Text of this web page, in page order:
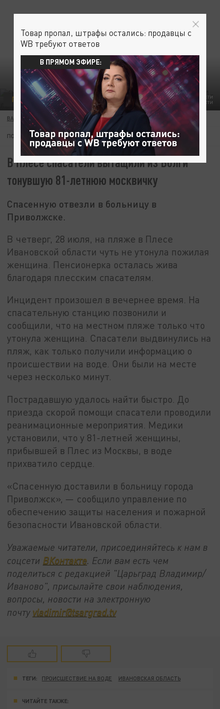
ФОТО: УПРАВЛЕНИЕ ПО ОБЕСПЕЧЕНИЮ ЗАЩИТЫ НАСЕЛЕНИЯ И ПОЖАРНОЙ БЕЗОПАСНОСТИ
ИВАНОВСКОЙ ОБЛАСТИ
ПРОИСШЕСТВИЯ
ВАСИЛИЙ ИВАНОВ 29 ИЮЛЯ 08:30
ПОДПИШИТЕСЬ:
В Плесе спасатели вытащили из Волги
тонувшую 81-летнюю москвичку
Спасенную отвезли в больницу в
Приволжске.
В четверг, 28 июля, на пляже в Плесе
Ивановской области чуть не утонула пожилая
женщина. Пенсионерка осталась жива
благодаря плесским спасателям.
Инцидент произошел в вечернее время. На
спасательную станцию позвонили и
сообщили, что на местном пляже только что
утонула женщина. Спасатели выдвинулись на
пляж, как только получили информацию о
происшествии на воде. Они были на месте
через несколько минут.
Пострадавшую удалось найти быстро. До
приезда скорой помощи спасатели проводили
реанимационные мероприятия. Медики
установили, что у 81-летней женщины,
прибывшей в Плес из Москвы, в воде
прихватило сердце.
«Спасенную доставили в больницу города
Приволжск», — сообщило управление по
обеспечению защиты населения и пожарной
безопасности Ивановской области.
Уважаемые читатели, присоединяйтесь к нам в
соцсети ВКонтакте . Если вам есть чем
поделиться с редакцией "Царьград Владимир/
Иваново", присылайте свои наблюдения,
вопросы, новости на электронную
почту vladimir@tsargrad.tv
ТЕГИ: ПРОИСШЕСТВИЕ НА ВОДЕ ИВАНОВСКАЯ ОБЛАСТЬ
ЧИТАЙТЕ ТАКЖЕ:
Товар пропал, штрафы остались: продавцы с
WB требуют ответов
В ПРЯМОМ ЭФИРЕ: